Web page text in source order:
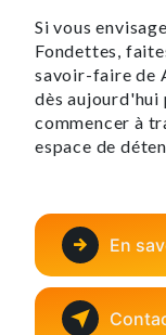
Si vous
Fondettes,
savoir-faire de
dès
commencer à
espace de
En